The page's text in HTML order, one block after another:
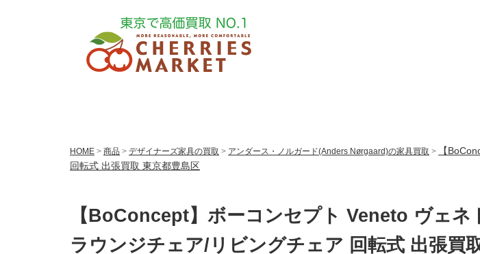
HOME > 商品 > デザイナーズ家具の買取 > アンダース・ノルガード(Anders Nørgaard)の家具買取 >
【
回転式 出張買取 東京都豊島区
【BoConcept】ボーコンセプト Veneto ヴェネ
ラウンジチェア/リビングチェア 回転式 出張買